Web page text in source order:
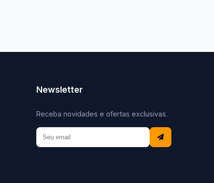
Newsletter
Receba novidades e ofertas exclusivas.